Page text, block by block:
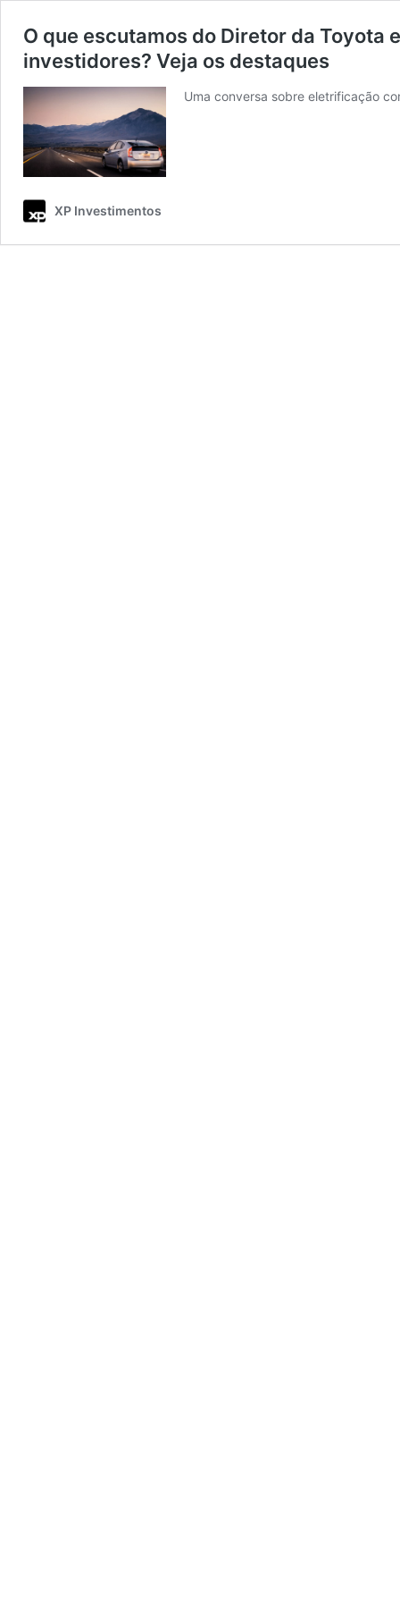
O que escutamos do Diretor da
investidores? Veja os destaques
Uma conversa sobre eletrificação
XP Investimentos